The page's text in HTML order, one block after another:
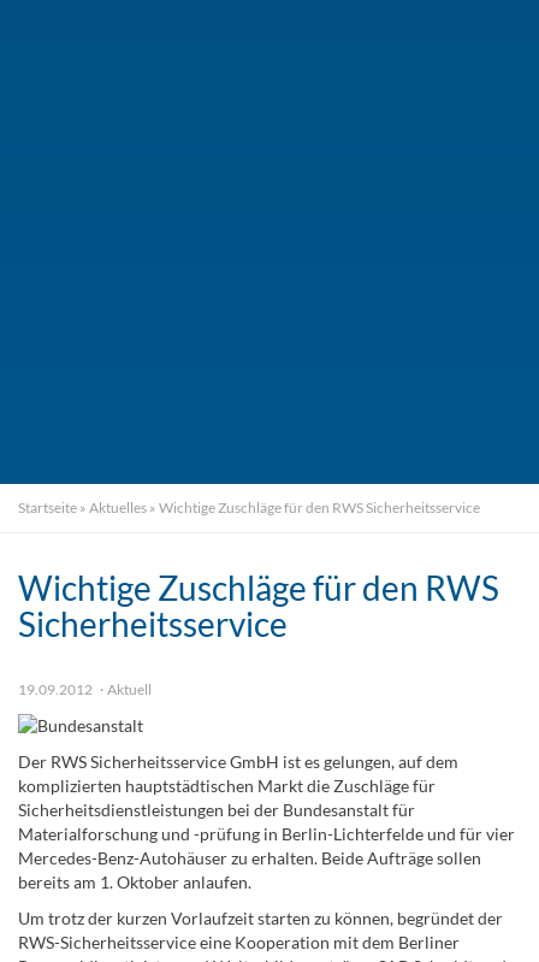
Startseite » Aktuelles » Wichtige Zuschläge für den RWS Sicherheitsservice
Wichtige Zuschläge für den RWS
Sicherheitsservice
19.09.2012 Aktuell
Der RWS Sicherheitsservice GmbH ist es gelungen, auf dem
komplizierten hauptstädtischen Markt die Zuschläge für
Sicherheitsdienstleistungen bei der Bundesanstalt für
Materialforschung und -prüfung in Berlin-Lichterfelde und für vier
Mercedes-Benz-Autohäuser zu erhalten. Beide Aufträge sollen
bereits am 1. Oktober anlaufen.
Um trotz der kurzen Vorlaufzeit starten zu können, begründet der
RWS-Sicherheitsservice eine Kooperation mit dem Berliner